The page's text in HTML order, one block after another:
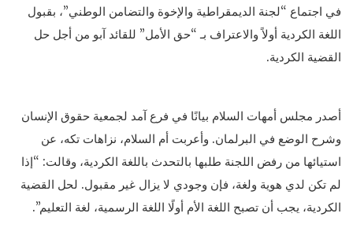
في اجتماع “لجنة الديمقراطية والإخوة والتضامن الوطني”، بقبول
اللغة الكردية أولاً والاعتراف بـ “حق الأمل” للقائد آبو من أجل حل
القضية الكردية.
أصدر مجلس أمهات السلام بيانًا في فرع آمد لجمعية حقوق الإنسان
وشرح الوضع في البرلمان. وأعربت أم السلام، نزاهات تكه، عن
استيائها من رفض اللجنة طلبها بالتحدث باللغة الكردية، وقالت: “إذا
لم تكن لدي هوية ولغة، فإن وجودي لا يزال غير مقبول. لحل القضية
الكردية، يجب أن تصبح اللغة الأم أولًا اللغة الرسمية، لغة التعليم”.